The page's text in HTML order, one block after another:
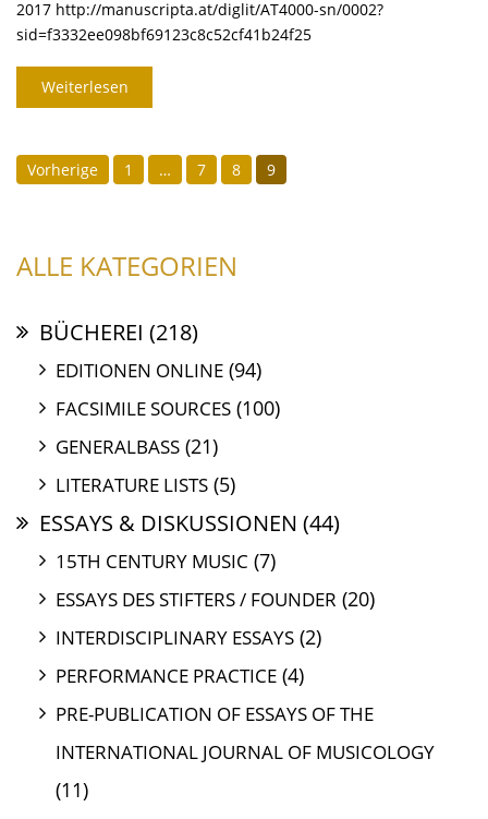
2017 http://manuscripta.at/diglit/AT4000-sn/0002?
sid=f3332ee098bf69123c8c52cf41b24f25
Weiterlesen
SEITENNUMMERIERUNG
DER
Vorherige 1 … 7 8 9
ALLE KATEGORIEN
BÜCHEREI (218)
EDITIONEN ONLINE (94)
FACSIMILE SOURCES (100)
GENERALBASS (21)
LITERATURE LISTS (5)
ESSAYS & DISKUSSIONEN (44)
15TH CENTURY MUSIC (7)
ESSAYS DES STIFTERS / FOUNDER (20)
INTERDISCIPLINARY ESSAYS (2)
PERFORMANCE PRACTICE (4)
PRE-PUBLICATION OF ESSAYS OF THE
INTERNATIONAL JOURNAL OF MUSICOLOGY
(11)